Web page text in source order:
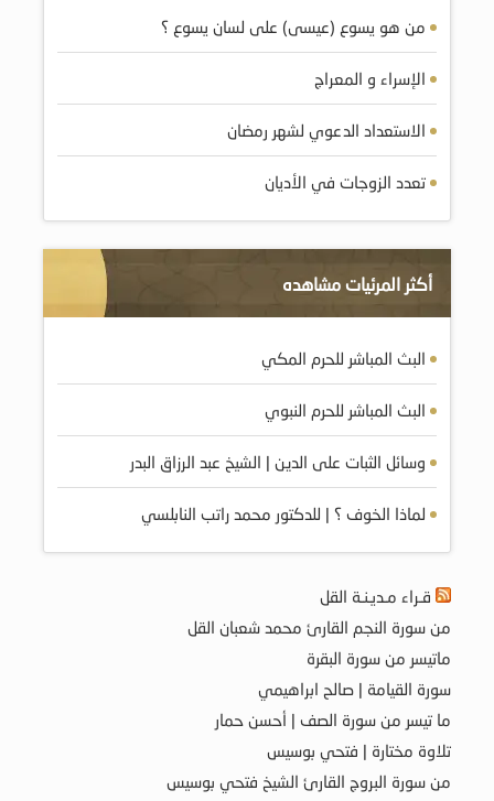
من هو يسوع (عيسى) على لسان يسوع ؟
الإسراء و المعراج
الاستعداد الدعوي لشهر رمضان
تعدد الزوجات في الأديان
أكثر المرئيات مشاهده
البث المباشر للحرم المكي
البث المباشر للحرم النبوي
وسائل الثبات على الدين | الشيخ عبد الرزاق البدر
لماذا الخوف ؟ | للدكتور محمد راتب النابلسي
قـراء مـديـنـة القل
من سورة النجم القارئ محمد شعبان القل
ماتيسر من سورة البقرة
سورة القيامة | صالح ابراهيمي
ما تيسر من سورة الصف | أحسن حمار
تلاوة مختارة | فتحي بوسيس
من سورة البروج القارئ الشيخ فتحي بوسيس